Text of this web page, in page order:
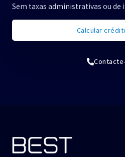
Sem taxas administrativas ou de
Calcular